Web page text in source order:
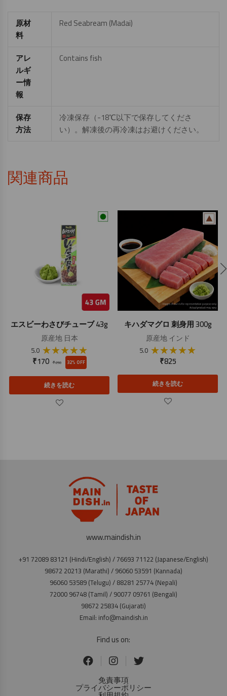
原材
料
Red Seabream (Madai)
アレ
ルギ
ー情
報
Contains fish
保存
方法
冷凍保存（-18℃以下で保存してくださ
い）。解凍後の再冷凍はお避けください。
関連商品
エスビーわさびチューブ 43g
原産地日本
5.0 ★★★★★
₹250
₹170 32% OFF
続きを読む
キハダマグロ 刺身用 300g
原産地インド
5.0 ★★★★★
₹825
続きを読む
www.maindish.in
+91 72089 83121 (Hindi/English) / 76693 71122 (Japanese/English)
98672 20213 (Marathi) / 96060 53591 (Kannada)
96060 53589 (Telugu) / 88281 25774 (Nepali)
72000 96748 (Tamil) / 90077 09761 (Bengali)
98672 25834 (Gujarati)
Email: info@maindish.in
Find us on:
免責事項
プライバシーポリシー